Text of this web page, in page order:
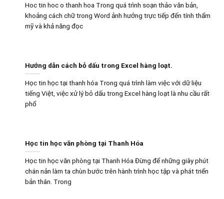
Hoc tin hoc o thanh hoa Trong quá trình soạn thảo văn bản,
khoảng cách chữ trong Word ảnh hưởng trực tiếp đến tính thẩm
mỹ và khả năng đọc
Hướng dẫn cách bỏ dấu trong Excel hàng loạt.
Học tin học tại thanh hóa Trong quá trình làm việc với dữ liệu
tiếng Việt, việc xử lý bỏ dấu trong Excel hàng loạt là nhu cầu rất
phổ
Học tin học văn phòng tại Thanh Hóa
Học tin học văn phòng tại Thanh Hóa Đừng để những giây phút
chán nản làm ta chùn bước trên hành trình học tập và phát triển
bản thân. Trong